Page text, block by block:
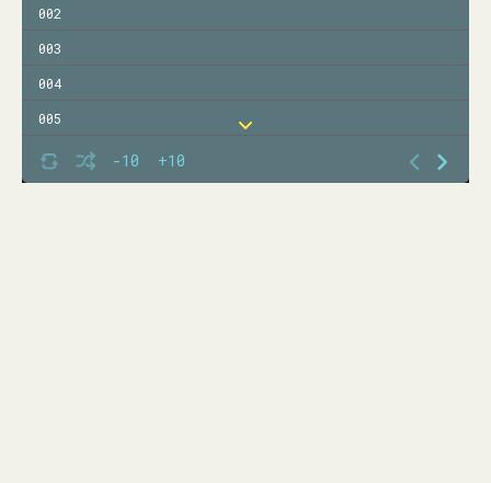
-10 +10
002
003
004
005
006
007